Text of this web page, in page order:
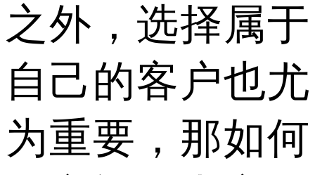
之外，选择属于
自己的客户也尤
为重要，那如何